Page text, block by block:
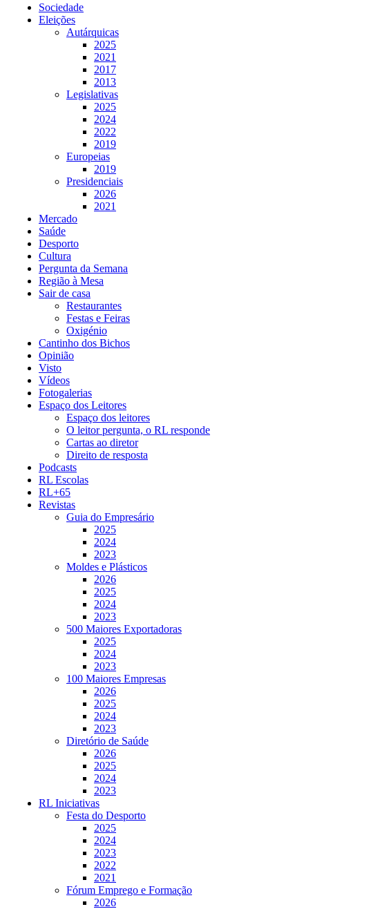
Sociedade
Eleições
Autárquicas
2025
2021
2017
2013
Legislativas
2025
2024
2022
2019
Europeias
2019
Presidenciais
2026
2021
Mercado
Saúde
Desporto
Cultura
Pergunta da Semana
Região à Mesa
Sair de casa
Restaurantes
Festas e Feiras
Oxigénio
Cantinho dos Bichos
Opinião
Visto
Vídeos
Fotogalerias
Espaço dos Leitores
Espaço dos leitores
O leitor pergunta, o RL responde
Cartas ao diretor
Direito de resposta
Podcasts
RL Escolas
RL+65
Revistas
Guia do Empresário
2025
2024
2023
Moldes e Plásticos
2026
2025
2024
2023
500 Maiores Exportadoras
2025
2024
2023
100 Maiores Empresas
2026
2025
2024
2023
Diretório de Saúde
2026
2025
2024
2023
RL Iniciativas
Festa do Desporto
2025
2024
2023
2022
2021
Fórum Emprego e Formação
2026